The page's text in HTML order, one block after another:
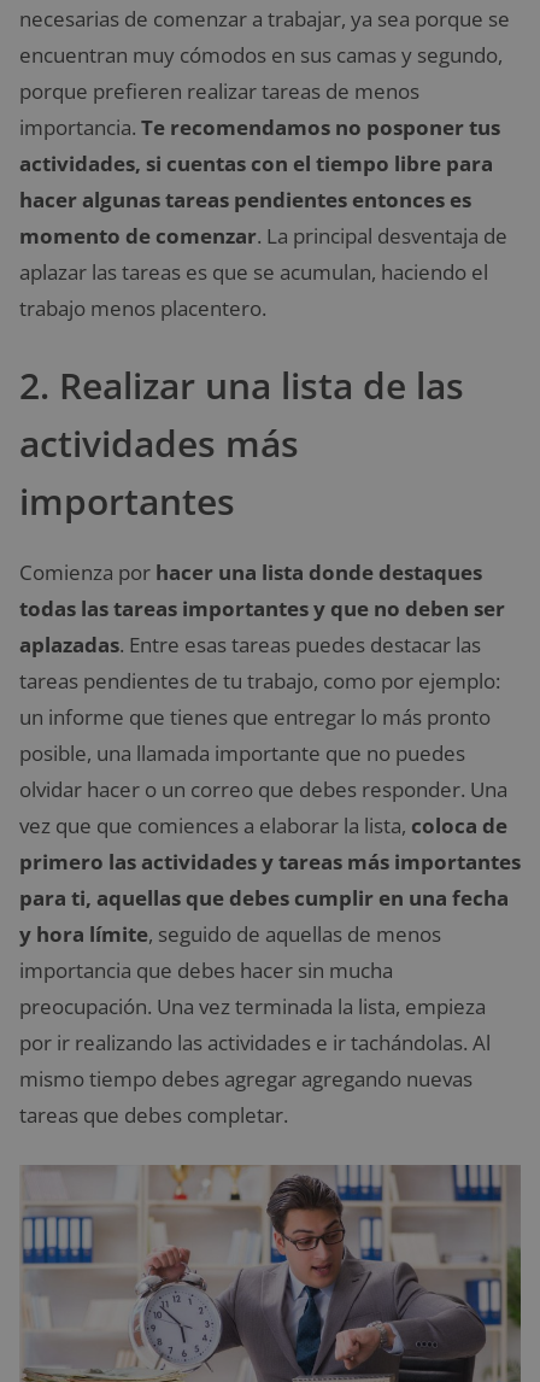
necesarias de comenzar a trabajar, ya sea porque se
encuentran muy cómodos en sus camas y segundo,
porque prefieren realizar tareas de menos
importancia. Te recomendamos no posponer tus
actividades, si cuentas con el tiempo libre para
hacer algunas tareas pendientes entonces es
momento de comenzar. La principal desventaja de
aplazar las tareas es que se acumulan, haciendo el
trabajo menos placentero.
2. Realizar una lista de las
actividades más
importantes
Comienza por hacer una lista donde destaques
todas las tareas importantes y que no deben ser
aplazadas. Entre esas tareas puedes destacar las
tareas pendientes de tu trabajo, como por ejemplo:
un informe que tienes que entregar lo más pronto
posible, una llamada importante que no puedes
olvidar hacer o un correo que debes responder. Una
vez que que comiences a elaborar la lista, coloca de
primero las actividades y tareas más importantes
para ti, aquellas que debes cumplir en una fecha
y hora límite, seguido de aquellas de menos
importancia que debes hacer sin mucha
preocupación. Una vez terminada la lista, empieza
por ir realizando las actividades e ir tachándolas. Al
mismo tiempo debes agregar agregando nuevas
tareas que debes completar.